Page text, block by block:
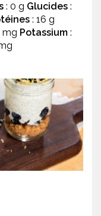
: 0 g Glucides :
: 16 g
mg Potassium :